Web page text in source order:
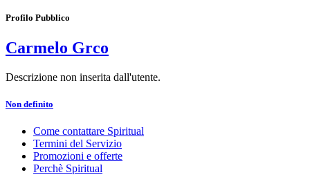
Profilo Pubblico
Carmelo Grco
Descrizione non inserita dall'utente.
Non definito
Come contattare Spiritual
Termini del Servizio
Promozioni e offerte
Perchè Spiritual